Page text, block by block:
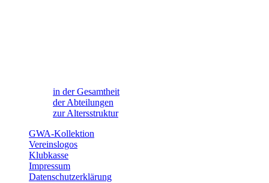
in der Gesamtheit
der Abteilungen
zur Altersstruktur
GWA-Kollektion
Vereinslogos
Klubkasse
Impressum
Datenschutzerklärung